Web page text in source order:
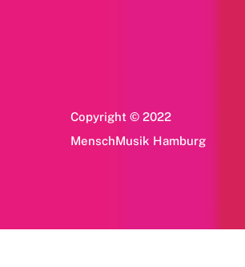
Copyright © 2022
MenschMusik Hamburg